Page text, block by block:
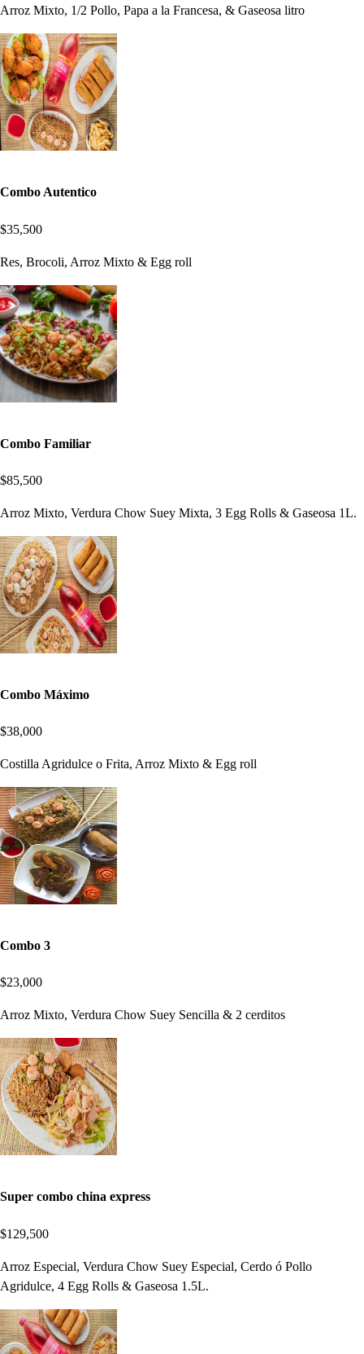
Arroz Mixto, 1/2 Pollo, Papa a la Francesa, & Gaseosa litro
Combo Autentico
$35,500
Res, Brocoli, Arroz Mixto & Egg roll
Combo Familiar
$85,500
Arroz Mixto, Verdura Chow Suey Mixta, 3 Egg Rolls & Gaseosa 1L.
Combo Máximo
$38,000
Costilla Agridulce o Frita, Arroz Mixto & Egg roll
Combo 3
$23,000
Arroz Mixto, Verdura Chow Suey Sencilla & 2 cerditos
Super combo china express
$129,500
Arroz Especial, Verdura Chow Suey Especial, Cerdo ó Pollo
Agridulce, 4 Egg Rolls & Gaseosa 1.5L.